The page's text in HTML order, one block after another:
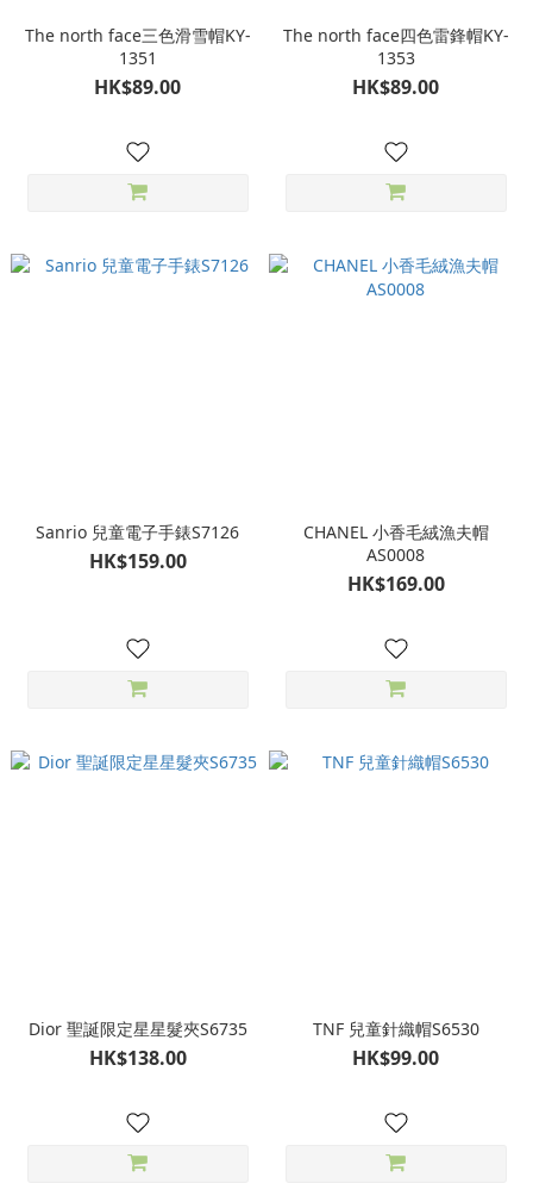
The north face三色滑雪帽KY-
1351
HK$89.00
The north face四色雷鋒帽KY-
1353
HK$89.00
Sanrio 兒童電子手錶S7126
HK$159.00
CHANEL 小香毛絨漁夫帽
AS0008
HK$169.00
Dior 聖誕限定星星髮夾S6735
HK$138.00
TNF 兒童針織帽S6530
HK$99.00